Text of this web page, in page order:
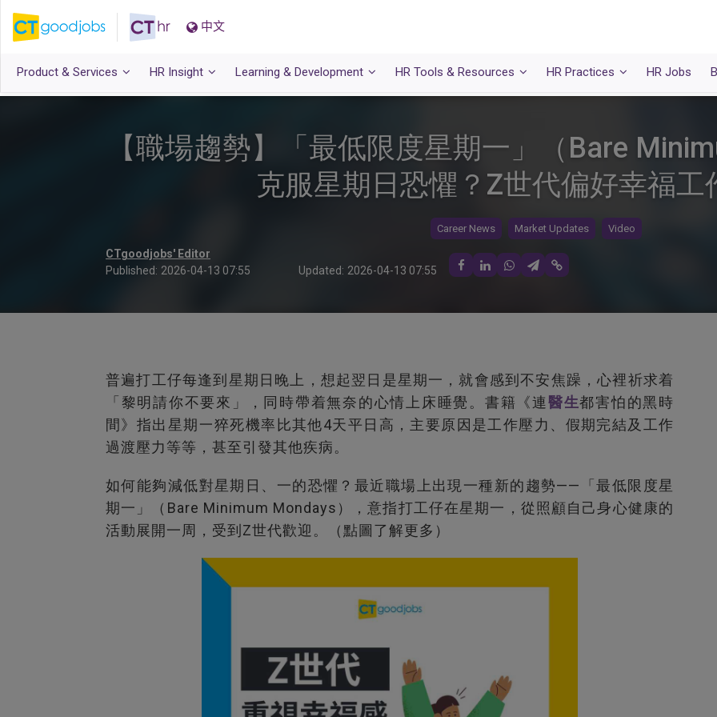
中文
Product & Services HR Insight Learning & Development HR Tools & Resources HR Practices HR Jobs
【職場趨勢】「最低限度星期一」（Bare
克服星期日恐懼？Z世代偏好幸福工
Career News Market Updates Video
CTgoodjobs' Editor
Published: 2026-04-13 07:55 Updated: 2026-04-13 07:55
普遍打工仔每逢到星期日晚上，想起翌日是星期一，就會感到不安焦躁，心裡祈求着
「黎明請你不要來」，同時帶着無奈的心情上床睡覺。書籍《連醫生都害怕的黑時
間》指出星期一猝死機率比其他4天平日高，主要原因是工作壓力、假期完結及工作
過渡壓力等等，甚至引發其他疾病。
如何能夠減低對星期日、一的恐懼？最近職場上出現一種新的趨勢——「最低限度星
期一」（Bare Minimum Mondays），意指打工仔在星期一，從照顧自己身心健康的
活動展開一周，受到Z世代歡迎。（點圖了解更多）